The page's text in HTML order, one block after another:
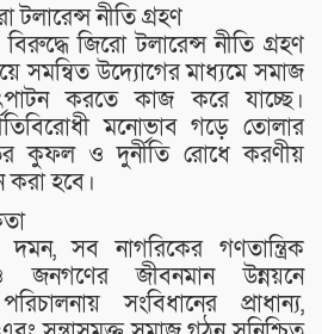
টলারেন্স নীতি গ্রহণ
জিরো টলারেন্স নীতি গ্রহণ
সমন্বিত উদ্যোগের মাধ্যমে সমাজ
করতে কাজ করে যাচ্ছে।
মনোভাব গড়ে তোলার
কুফল ও দুর্নীতি রোধে করণীয়
হবে।
সব নাগরিকের গণতান্ত্রিক
জনগণের জীবনমান উন্নয়নে
সংবিধানের প্রাধান্য,